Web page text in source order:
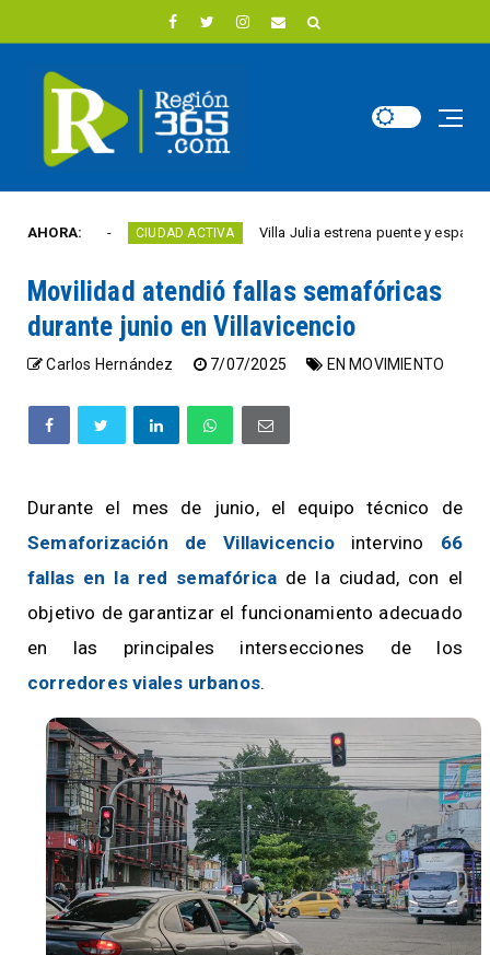
AHORA:
año CIUDAD ACTIVA Villa Julia estrena puente y espacios
Movilidad atendió fallas semafóricas
durante junio en Villavicencio
Carlos Hernández 7/07/2025 EN MOVIMIENTO
Durante el mes de junio, el equipo técnico de
Semaforización de Villavicenciointervino 66
fallas en la red semafórica de la ciudad, con el
objetivo de garantizar el funcionamiento adecuado
en las principales intersecciones de los
corredores viales urbanos.